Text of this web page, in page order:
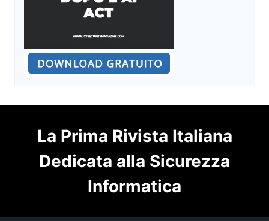
La Prima Rivista Italiana
Dedicata alla Sicurezza
Informatica